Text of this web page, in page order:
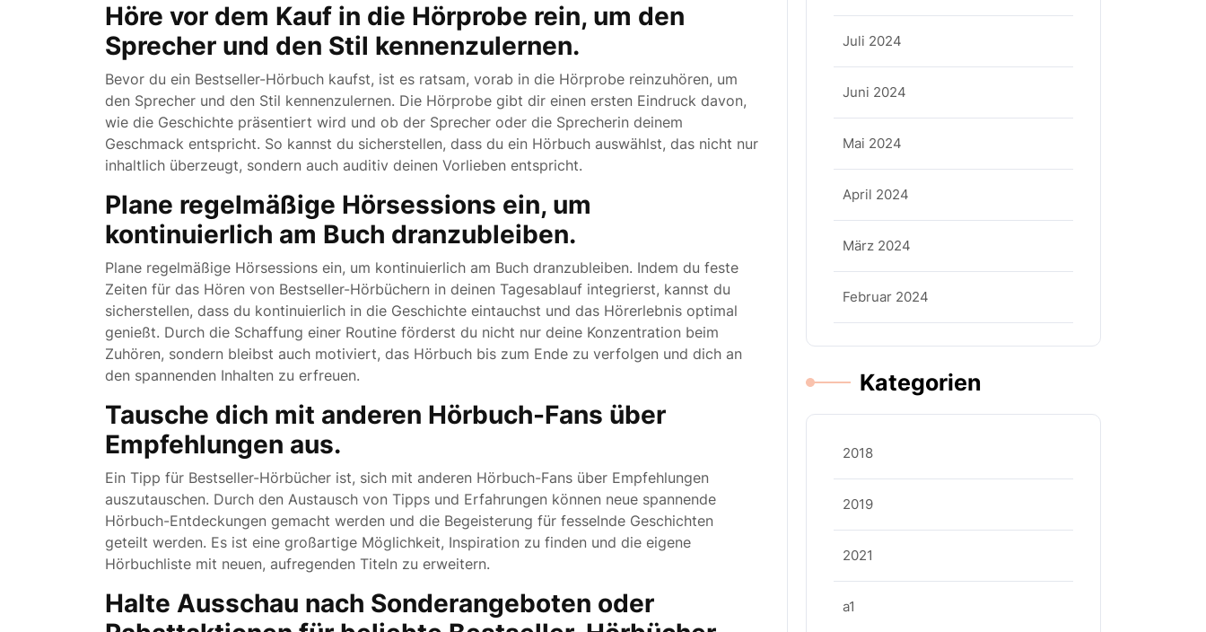
Höre vor dem Kauf in die Hörprobe rein, um den
Sprecher und den Stil kennenzulernen.
Bevor du ein Bestseller-Hörbuch kaufst, ist es ratsam, vorab in die Hörprobe reinzuhören, um
den Sprecher und den Stil kennenzulernen. Die Hörprobe gibt dir einen ersten Eindruck davon,
wie die Geschichte präsentiert wird und ob der Sprecher oder die Sprecherin deinem
Geschmack entspricht. So kannst du sicherstellen, dass du ein Hörbuch auswählst, das nicht nur
inhaltlich überzeugt, sondern auch auditiv deinen Vorlieben entspricht.
Plane regelmäßige Hörsessions ein, um
kontinuierlich am Buch dranzubleiben.
Plane regelmäßige Hörsessions ein, um kontinuierlich am Buch dranzubleiben. Indem du feste
Zeiten für das Hören von Bestseller-Hörbüchern in deinen Tagesablauf integrierst, kannst du
sicherstellen, dass du kontinuierlich in die Geschichte eintauchst und das Hörerlebnis optimal
genießt. Durch die Schaffung einer Routine förderst du nicht nur deine Konzentration beim
Zuhören, sondern bleibst auch motiviert, das Hörbuch bis zum Ende zu verfolgen und dich an
den spannenden Inhalten zu erfreuen.
Tausche dich mit anderen Hörbuch-Fans über
Empfehlungen aus.
Ein Tipp für Bestseller-Hörbücher ist, sich mit anderen Hörbuch-Fans über Empfehlungen
auszutauschen. Durch den Austausch von Tipps und Erfahrungen können neue spannende
Hörbuch-Entdeckungen gemacht werden und die Begeisterung für fesselnde Geschichten
geteilt werden. Es ist eine großartige Möglichkeit, Inspiration zu finden und die eigene
Hörbuchliste mit neuen, aufregenden Titeln zu erweitern.
Halte Ausschau nach Sonderangeboten oder
Juli 2024
Juni 2024
Mai 2024
April 2024
März 2024
Februar 2024
Kategorien
2018
2019
2021
a1